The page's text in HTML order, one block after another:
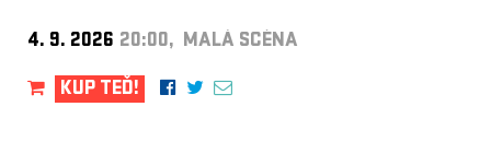
4. 9. 2026 20:00, MALÁ SCÉNA
KUP TEĎ!